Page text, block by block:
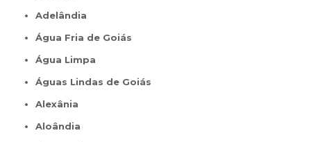
Adelândia
Água Fria de Goiás
Água Limpa
Águas Lindas de Goiás
Alexânia
Aloândia